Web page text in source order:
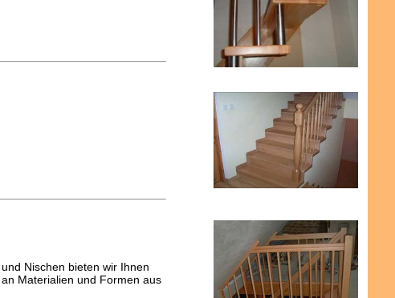
Nischen bieten wir Ihnen
Materialien und Formen aus